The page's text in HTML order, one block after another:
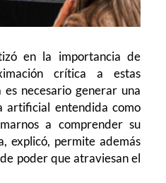
en la importancia de
crítica a estas
es necesario generar una
artificial entendida como
a comprender su
explicó, permite además
poder que atraviesan el